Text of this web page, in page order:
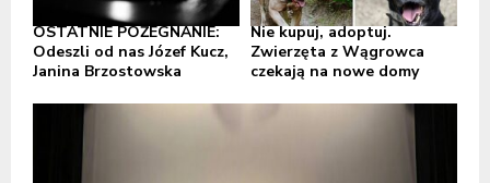
OSTATNIE POŻEGNANIE:
Odeszli od nas Józef Kucz,
Janina Brzostowska
Nie kupuj, adoptuj.
Zwierzęta z Wągrowca
czekają na nowe domy